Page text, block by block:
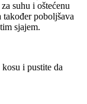
suhu i oštećenu
poboljšava
sjajem.
i pustite da